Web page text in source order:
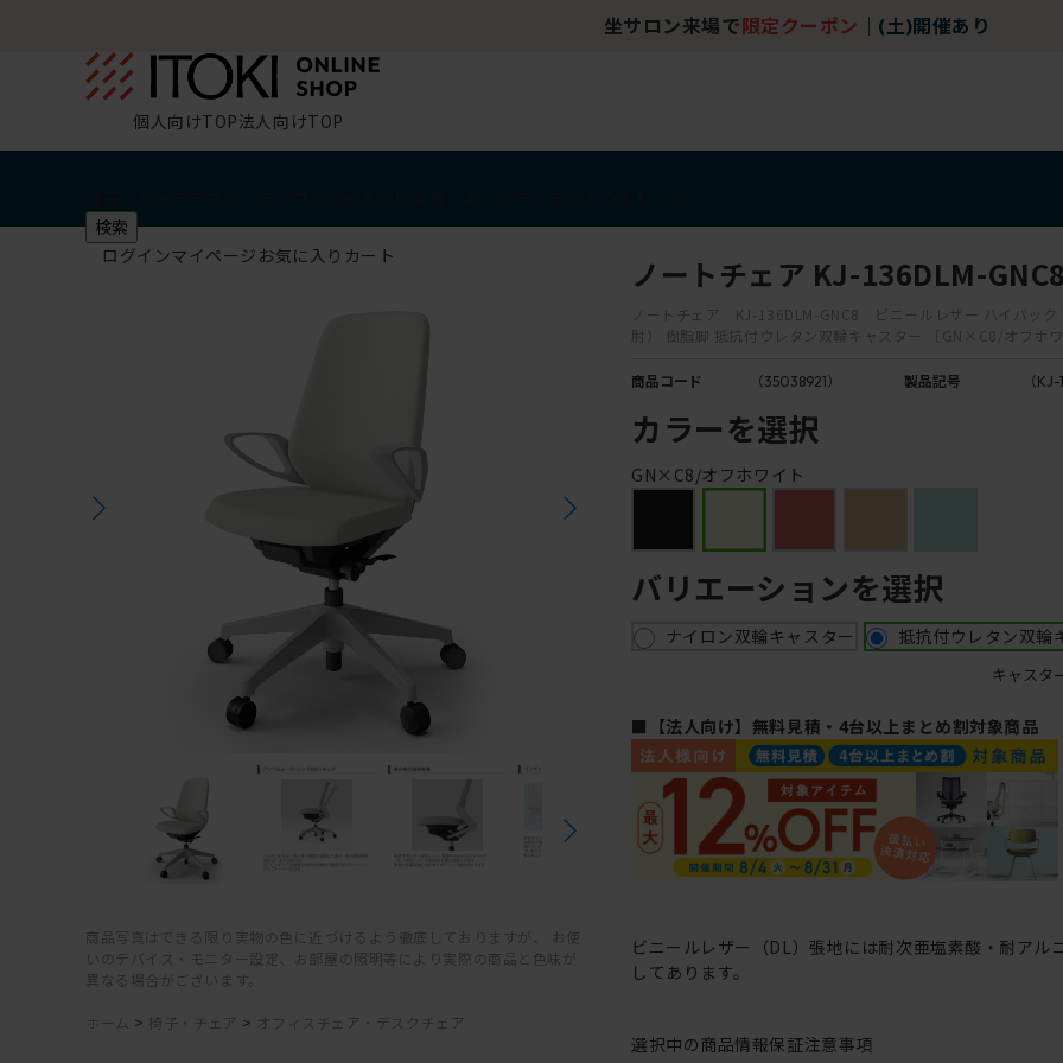
坐サロン来場で 限定クーポン (土)開催あり
個人向けTOP法人向けTOP
検索
ログインマイページ お気に入り カート
商品写真はできる限り実物の色に近づけるよう徹底しておりますが、 お使
いのデバイス・モニター設定、お部屋の照明等により実際の商品と色味が
異なる場合がございます。
ホーム > 椅子・チェア > オフィスチェア・デスクチェア
ノートチェア KJ-136DLM-GNC8
ノートチェア KJ-136DLM-GNC8 ビニールレザー ハイバック
肘） 樹脂脚 抵抗付ウレタン双輪キャスター ［GN×C8/オフホワ
商品コード （35038921） 製品記号 （
カラーを選択
GN×C8/オフホワイト
バリエーションを選択
ナイロン双輪キャスター 抵抗付ウレタン双輪
キャスタ
■【法人向け】無料見積・4台以上まとめ割対象商品
ビニールレザー（DL）張地には耐次亜塩素酸・耐アル
してあります。
選択中の商品情報保証注意事項